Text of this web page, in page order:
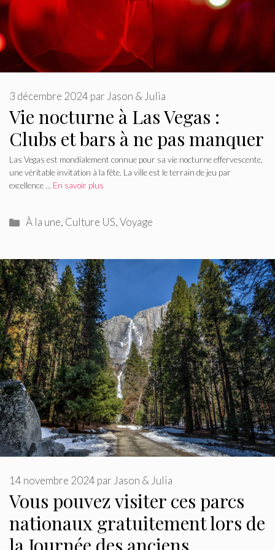
Vie nocturne à Las Vegas :
Clubs et bars à ne pas manquer
3 décembre 2024 par Jason & Julia
Las Vegas est mondialement connue pour sa vie nocturne effervescente,
une véritable invitation à la fête. La ville est le terrain de jeu par
excellence … En savoir plus
Catégories
À la une, Culture US,Voyage
Vous pouvez visiter ces parcs
nationaux gratuitement lors de
14 novembre 2024 par Jason & Julia